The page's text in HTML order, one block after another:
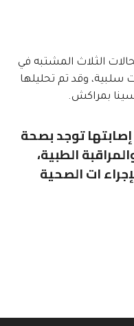
الثلاث المشتبه في
سلبية، وقد تم تحليلها
بمراكش.
توجد بصحة
الطبية،
ات الصحية